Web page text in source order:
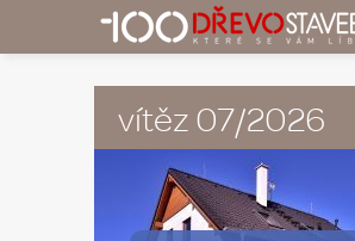
vítěz 07/2026